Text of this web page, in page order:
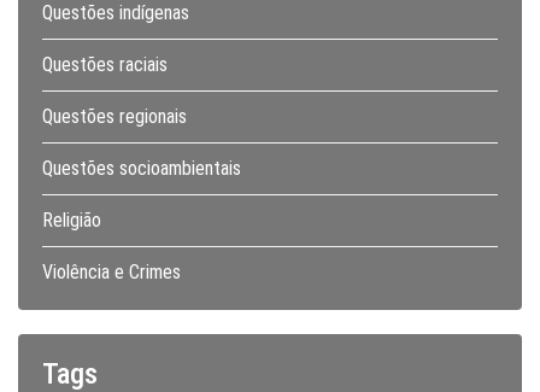
Questões indígenas
Questões raciais
Questões regionais
Questões socioambientais
Religião
Violência e Crimes
Tags